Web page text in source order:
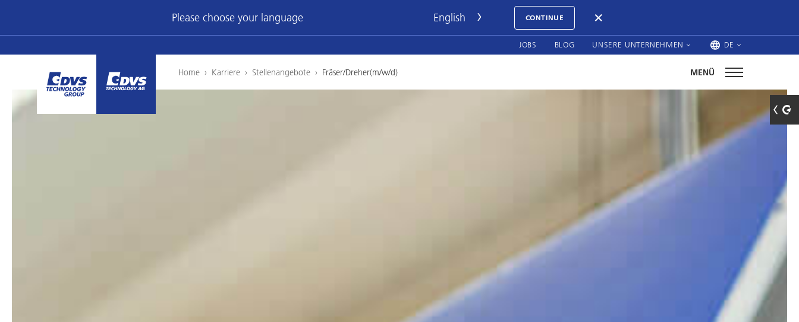
Please choose your language CONTINUE
JOBS BLOG UNSERE UNTERNEHMEN DE
Home › Karriere › Stellenangebote › Fräser/Dreher(m/w/d) MENÜ